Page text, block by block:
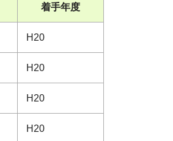
着手年度
H20
H20
H20
H20